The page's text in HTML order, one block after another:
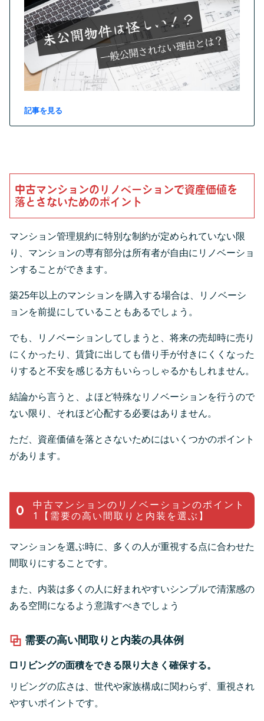
記事を見る
中古マンションのリノベーションで資産価値を
落とさないためのポイント
マンション管理規約に特別な制約が定められていない限
り、マンションの専有部分は所有者が自由にリノベーショ
ンすることができます。
築25年以上のマンションを購入する場合は、リノベーシ
ョンを前提にしていることもあるでしょう。
でも、リノベーションしてしまうと、将来の売却時に売り
にくかったり、賃貸に出しても借り手が付きにくくなった
りすると不安を感じる方もいらっしゃるかもしれません。
結論から言うと、よほど特殊なリノベーションを行うので
ない限り、それほど心配する必要はありません。
ただ、資産価値を落とさないためにはいくつかのポイント
があります。
中古マンションのリノベーションのポイント
1【需要の高い間取りと内装を選ぶ】
マンションを選ぶ時に、多くの人が重視する点に合わせた
間取りにすることです。
また、内装は多くの人に好まれやすいシンプルで清潔感の
ある空間になるよう意識すべきでしょう
需要の高い間取りと内装の具体例
□リビングの面積をできる限り大きく確保する。
リビングの広さは、世代や家族構成に関わらず、重視され
やすいポイントです。